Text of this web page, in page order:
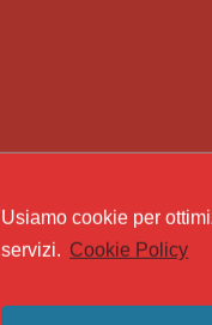
Usiamo cookie per
servizi. Cookie Policy